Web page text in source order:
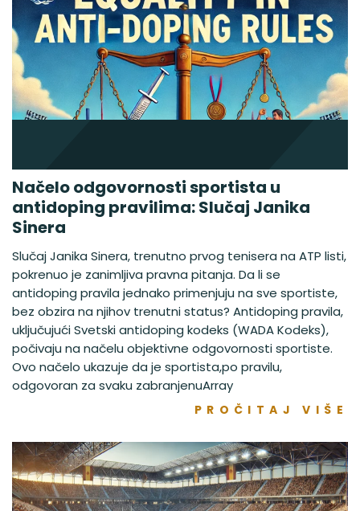
Načelo odgovornosti sportista u
antidoping pravilima: Slučaj Janika
Sinera
Slučaj Janika Sinera, trenutno prvog tenisera na ATP listi,
pokrenuo je zanimljiva pravna pitanja. Da li se
antidoping pravila jednako primenjuju na sve sportiste,
bez obzira na njihov trenutni status? Antidoping pravila,
uključujući Svetski antidoping kodeks (WADA Kodeks),
počivaju na načelu objektivne odgovornosti sportiste.
Ovo načelo ukazuje da je sportista,po pravilu,
odgovoran za svaku zabranjenuArray
PROČITAJ VIŠE